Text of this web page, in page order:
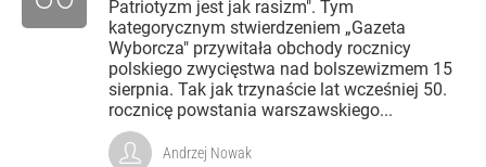
Patriotyzm jest jak rasizm". Tym
kategorycznym stwierdzeniem „Gazeta
Wyborcza" przywitała obchody rocznicy
polskiego zwycięstwa nad bolszewizmem 15
sierpnia. Tak jak trzynaście lat wcześniej 50.
rocznicę powstania warszawskiego...
Andrzej Nowak